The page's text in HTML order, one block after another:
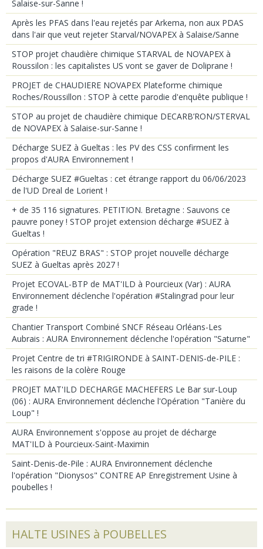
Salaise-sur-Sanne !
Après les PFAS dans l'eau rejetés par Arkema, non aux PDAS
dans l'air que veut rejeter Starval/NOVAPEX à Salaise/Sanne
STOP projet chaudière chimique STARVAL de NOVAPEX à
Roussilon : les capitalistes US vont se gaver de Doliprane !
PROJET de CHAUDIERE NOVAPEX Plateforme chimique
Roches/Roussillon : STOP à cette parodie d'enquête publique !
STOP au projet de chaudière chimique DECARB’RON/STERVAL
de NOVAPEX à Salaise-sur-Sanne !
Décharge SUEZ à Gueltas : les PV des CSS confirment les
propos d'AURA Environnement !
Décharge SUEZ #Gueltas : cet étrange rapport du 06/06/2023
de l'UD Dreal de Lorient !
+ de 35 116 signatures. PETITION. Bretagne : Sauvons ce
pauvre poney ! STOP projet extension décharge #SUEZ à
Gueltas !
Opération "REUZ BRAS" : STOP projet nouvelle décharge
SUEZ à Gueltas après 2027 !
Projet ECOVAL-BTP de MAT'ILD à Pourcieux (Var) : AURA
Environnement déclenche l'opération #Stalingrad pour leur
grade !
Chantier Transport Combiné SNCF Réseau Orléans-Les
Aubrais : AURA Environnement déclenche l'opération "Saturne"
Projet Centre de tri #TRIGIRONDE à SAINT-DENIS-de-PILE :
les raisons de la colère Rouge
PROJET MAT'ILD DECHARGE MACHEFERS Le Bar sur-Loup
(06) : AURA Environnement déclenche l'Opération "Tanière du
Loup" !
AURA Environnement s'oppose au projet de décharge
MAT'ILD à Pourcieux-Saint-Maximin
Saint-Denis-de-Pile : AURA Environnement déclenche
l'opération "Dionysos" CONTRE AP Enregistrement Usine à
poubelles !
HALTE USINES à POUBELLES